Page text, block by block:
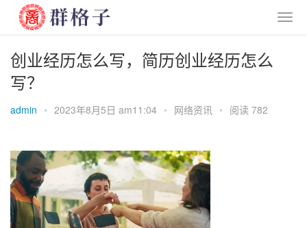
创业经历怎么写，简历创业经历怎么
写？
admin • 2023年8月5日 am11:04 • 网络资讯 • 阅读 782